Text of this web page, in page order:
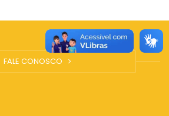
FALE CONOSCO